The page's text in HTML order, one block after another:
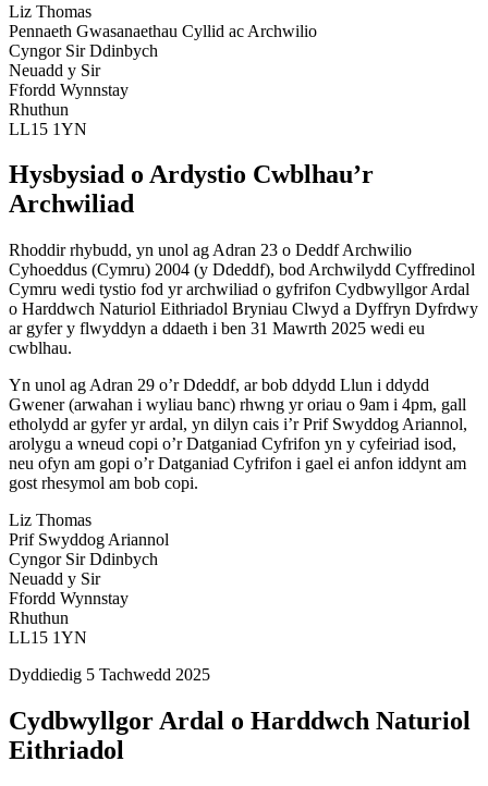
Liz Thomas
Pennaeth Gwasanaethau Cyllid ac Archwilio
Cyngor Sir Ddinbych
Neuadd y Sir
Ffordd Wynnstay
Rhuthun
LL15 1YN
Hysbysiad o Ardystio Cwblhau’r
Archwiliad
Rhoddir rhybudd, yn unol ag Adran 23 o Deddf Archwilio
Cyhoeddus (Cymru) 2004 (y Ddeddf), bod Archwilydd Cyffredinol
Cymru wedi tystio fod yr archwiliad o gyfrifon Cydbwyllgor Ardal
o Harddwch Naturiol Eithriadol Bryniau Clwyd a Dyffryn Dyfrdwy
ar gyfer y flwyddyn a ddaeth i ben 31 Mawrth 2025 wedi eu
cwblhau.
Yn unol ag Adran 29 o’r Ddeddf, ar bob ddydd Llun i ddydd
Gwener (arwahan i wyliau banc) rhwng yr oriau o 9am i 4pm, gall
etholydd ar gyfer yr ardal, yn dilyn cais i’r Prif Swyddog Ariannol,
arolygu a wneud copi o’r Datganiad Cyfrifon yn y cyfeiriad isod,
neu ofyn am gopi o’r Datganiad Cyfrifon i gael ei anfon iddynt am
gost rhesymol am bob copi.
Liz Thomas
Prif Swyddog Ariannol
Cyngor Sir Ddinbych
Neuadd y Sir
Ffordd Wynnstay
Rhuthun
LL15 1YN
Dyddiedig 5 Tachwedd 2025
Cydbwyllgor Ardal o Harddwch Naturiol
Eithriadol